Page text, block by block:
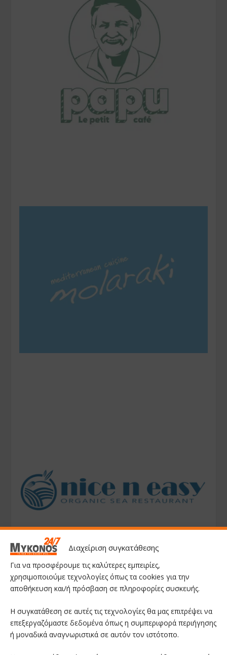
Διαχείριση συγκατάθεσης
Για να προσφέρουμε τις καλύτερες εμπειρίες,
χρησιμοποιούμε τεχνολογίες όπως τα cookies για την
αποθήκευση και/ή πρόσβαση σε πληροφορίες συσκευής.
Η συγκατάθεση σε αυτές τις τεχνολογίες θα μας επιτρέψει να
επεξεργαζόμαστε δεδομένα όπως η συμπεριφορά περιήγησης
ή μοναδικά αναγνωριστικά σε αυτόν τον ιστότοπο.